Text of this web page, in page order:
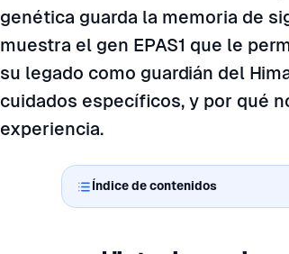
genética guarda la memoria de
muestra el gen EPAS1 que le
su legado como guardián del
cuidados específicos, y por qué
experiencia.
Índice de contenidos